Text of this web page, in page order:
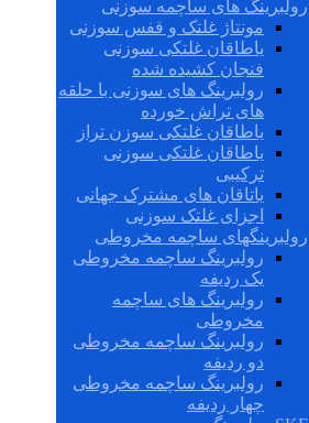
رولبرینگ های ساچمه سوزنی
مونتاژ غلتک و قفس سوزنی
یاطاقان غلتکی سوزنی
فنجان کشیده شده
رولبرینگ های سوزنی با حلقه
های تراش خورده
یاطاقان غلتکی سوزن تراز
یاطاقان غلتکی سوزنی
ترکیبی
یاتاقان های مشترک جهانی
اجزای غلتک سوزنی
رولبرینگهای ساچمه مخروطی
رولبرینگ ساچمه مخروطی
یک ردیفه
رولبرینگ های ساچمه
مخروطی
رولبرینگ ساچمه مخروطی
دو ردیفه
رولبرینگ ساچمه مخروطی
چهار ردیفه